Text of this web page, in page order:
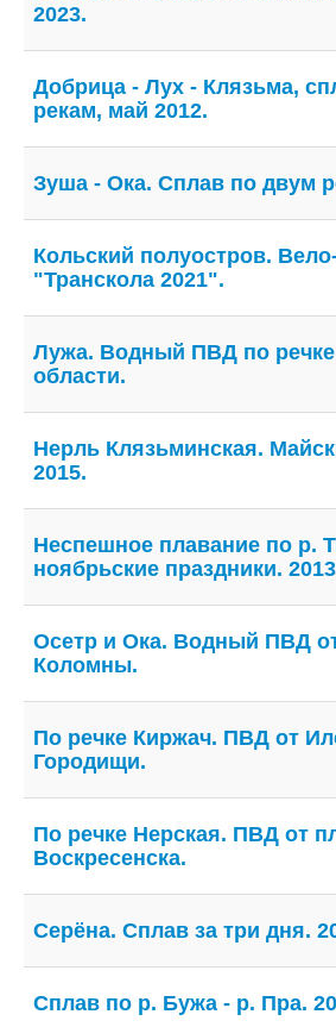
2023.
Добрица - Лух - Клязьма,
рекам, май 2012.
Зуша - Ока. Сплав по двум
Кольский полуостров.
"Транскола 2021".
Лужа. Водный ПВД по речке
области.
Нерль Клязьминская.
2015.
Неспешное плавание по р.
ноябрьские праздники.
Осетр и Ока. Водный ПВД
Коломны.
По речке Киржач. ПВД от
Городищи.
По речке Нерская. ПВД от
Воскресенска.
Серёна. Сплав за три дня.
Сплав по р. Бужа - р. Пра.